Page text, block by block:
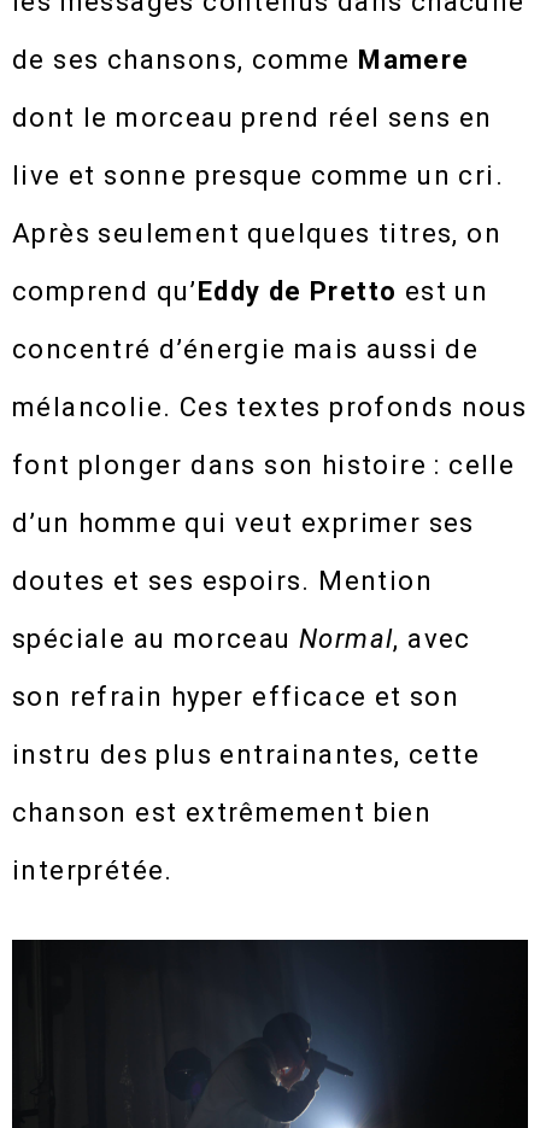
de ses chansons, comme Mamere
dont le morceau prend réel sens en
live et sonne presque comme un cri.
Après seulement quelques titres, on
comprend qu’Eddy de Pretto est un
concentré d’énergie mais aussi de
mélancolie. Ces textes profonds nous
font plonger dans son histoire : celle
d’un homme qui veut exprimer ses
doutes et ses espoirs. Mention
spéciale au morceau Normal, avec
son refrain hyper efficace et son
instru des plus entrainantes, cette
chanson est extrêmement bien
interprétée.